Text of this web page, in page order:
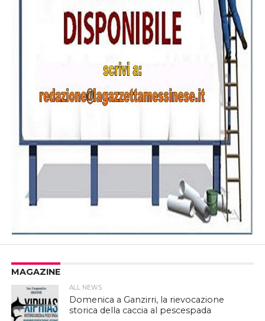
MAGAZINE
ALL NEWS
Domenica a Ganzirri, la rievocazione
storica della caccia al pescespada